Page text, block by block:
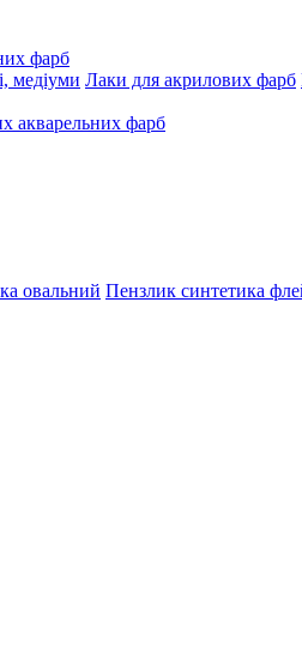
фарб
медіуми Лаки для акрилових фарб
акварельних фарб
овальний Пензлик синтетика